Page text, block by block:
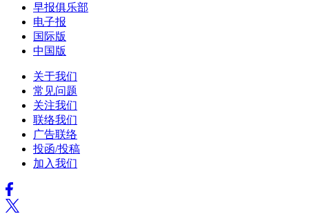
早报俱乐部
电子报
国际版
中国版
关于我们
常见问题
关注我们
联络我们
广告联络
投函/投稿
加入我们